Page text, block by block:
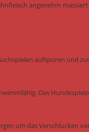
angenehm massiert
aufspüren und
Das
um das Verschlucken